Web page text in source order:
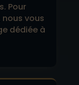
Pour
vous
dédiée à